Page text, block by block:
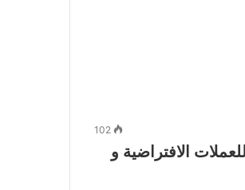
102
الافتراضية و